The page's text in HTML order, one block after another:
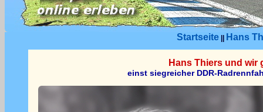
Startseite Hans
Hans Thiers und wir
einst siegreicher DDR-